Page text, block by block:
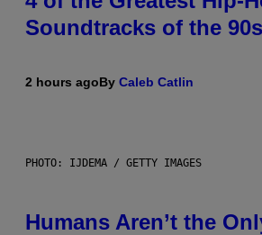
Soundtracks of the 90s
2 hours agoBy Caleb Catlin
PHOTO: IJDEMA / GETTY IMAGES
Humans Aren’t the